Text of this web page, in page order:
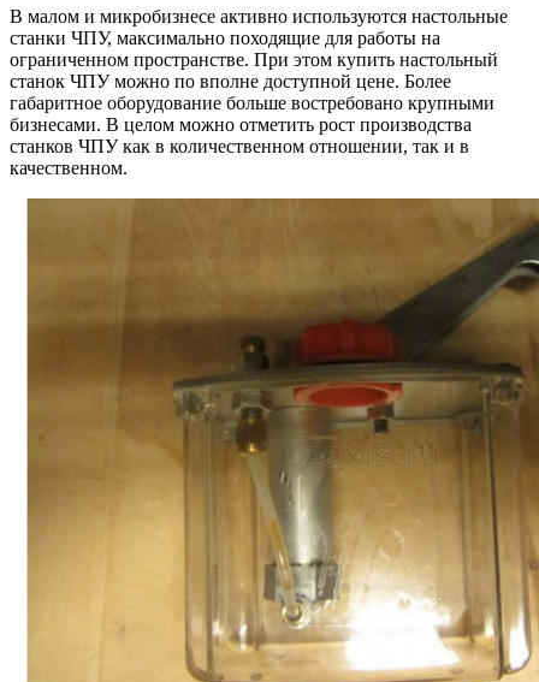
В малом и микробизнесе активно используются настольные
станки ЧПУ, максимально походящие для работы на
ограниченном пространстве. При этом купить настольный
станок ЧПУ можно по вполне доступной цене. Более
габаритное оборудование больше востребовано крупными
бизнесами. В целом можно отметить рост производства
станков ЧПУ как в количественном отношении, так и в
качественном.